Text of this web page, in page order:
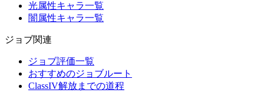
光属性キャラ一覧
闇属性キャラ一覧
ジョブ関連
ジョブ評価一覧
おすすめのジョブルート
ClassIV解放までの道程